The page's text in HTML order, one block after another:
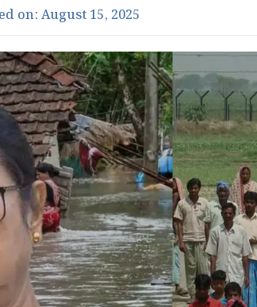
on:August 15, 2025